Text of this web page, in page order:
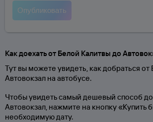
Как доехать от Белой Калитвы до
Тут вы можете увидеть, как добраться
Автовокзал на автобусе.
Чтобы увидеть самый дешевый способ
Автовокзал, нажмите на кнопку «Купить
необходимую дату.